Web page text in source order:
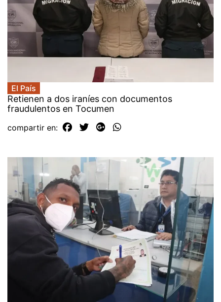
El País
Retienen a dos iraníes con documentos
fraudulentos en Tocumen
compartir en: